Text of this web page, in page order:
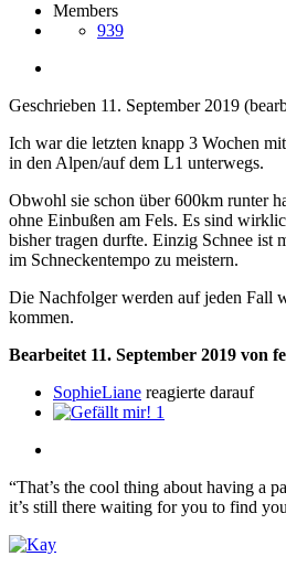
Members
939
Geschrieben 11. September 2019
Ich war die letzten knapp 3 Wochen mit
in den Alpen/auf dem L1 unterwegs.
Obwohl sie schon über 600km runter
ohne Einbußen am Fels. Es sind
bisher tragen durfte. Einzig Schnee ist
im Schneckentempo zu meistern.
Die Nachfolger werden auf jeden Fall
kommen.
Bearbeitet 11. September 2019 von
SophieLiane reagierte darauf
1
“That’s the cool thing about having a
it’s still there waiting for you to find